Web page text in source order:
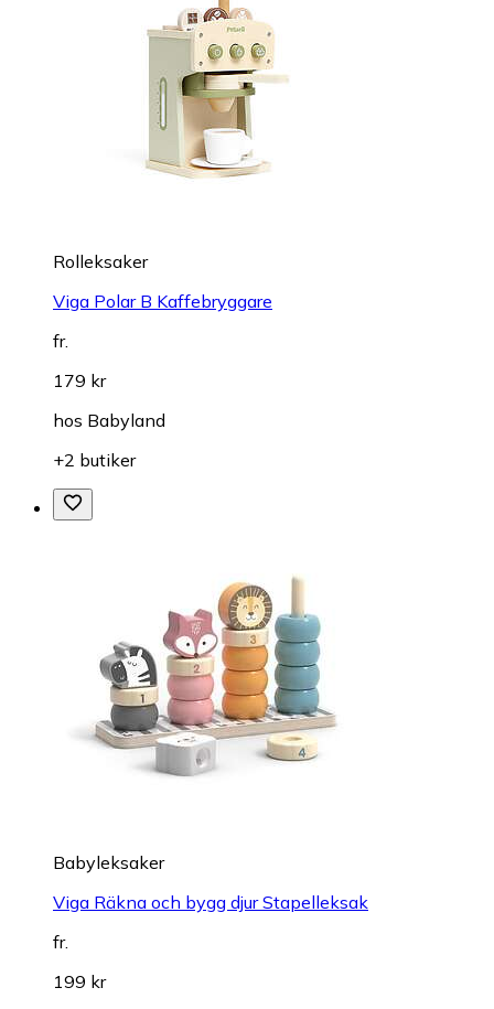
Rolleksaker
Viga Polar B Kaffebryggare
fr.
179 kr
hos Babyland
+2 butiker
Babyleksaker
Viga Räkna och bygg djur Stapelleksak
fr.
199 kr